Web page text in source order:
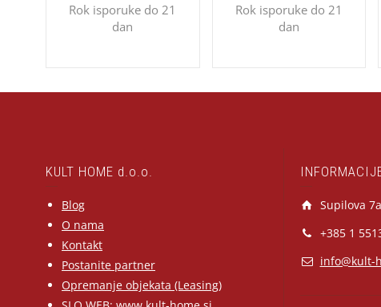
Rok isporuke do 21
dan
Rok isporuke do 21
dan
KULT HOME d.o.o.
Blog
O nama
Kontakt
Postanite partner
Opremanje objekata (Leasing)
Supilova
+385 1
info@kult-